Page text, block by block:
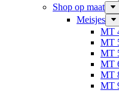
Shop op maat
Meisjes
MT
MT
MT
MT
MT
MT